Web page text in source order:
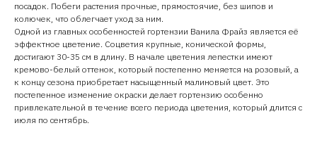
посадок. Побеги растения прочные, прямостоячие, без шипов и
колючек, что облегчает уход за ним.
Одной из главных особенностей гортензии Ванила Фрайз является её
эффектное цветение. Соцветия крупные, конической формы,
достигают 30-35 см в длину. В начале цветения лепестки имеют
кремово-белый оттенок, который постепенно меняется на розовый, а
к концу сезона приобретает насыщенный малиновый цвет. Это
постепенное изменение окраски делает гортензию особенно
привлекательной в течение всего периода цветения, который длится с
июля по сентябрь.